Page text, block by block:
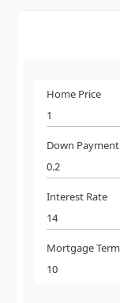
Home Price
Down Payment
Interest Rate
Mortgage Term